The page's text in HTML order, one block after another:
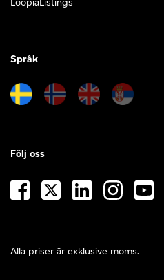
LoopiaListings
Språk
Alla priser är exklusive moms.
Följ oss